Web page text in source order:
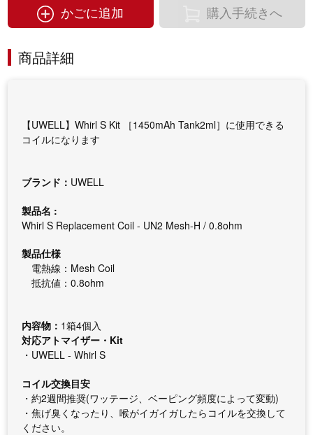
かごに追加 購入手続きへ
商品詳細
【UWELL】Whirl S Kit ［1450mAh Tank2ml］に使用できる
コイルになります
ブランド： UWELL
製品名 :
Whirl S Replacement Coil - UN2 Mesh-H / 0.8ohm
製品仕様
電熱線：Mesh Coil
抵抗値：0.8ohm
内容物： 1箱4個入
対応アトマイザー・Kit
・UWELL - Whirl S
コイル交換目安
・約2週間推奨(ワッテージ、ベーピング頻度によって変動)
・焦げ臭くなったり、喉がイガイガしたらコイルを交換して
ください。